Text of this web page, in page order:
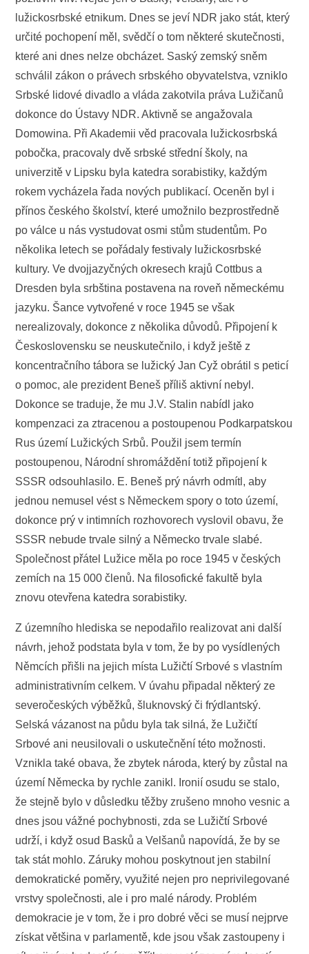
lužickosrbské etnikum. Dnes se jeví NDR jako stát, který
určité pochopení měl, svědčí o tom některé skutečnosti,
které ani dnes nelze obcházet. Saský zemský sněm
schválil zákon o právech srbského obyvatelstva, vzniklo
Srbské lidové divadlo a vláda zakotvila práva Lužičanů
dokonce do Ústavy NDR. Aktivně se angažovala
Domowina. Při Akademii věd pracovala lužickosrbská
pobočka, pracovaly dvě srbské střední školy, na
univerzitě v Lipsku byla katedra sorabistiky, každým
rokem vycházela řada nových publikací. Oceněn byl i
přínos českého školství, které umožnilo bezprostředně
po válce u nás vystudovat osmi stům studentům. Po
několika letech se pořádaly festivaly lužickosrbské
kultury. Ve dvojjazyčných okresech krajů Cottbus a
Dresden byla srbština postavena na roveň německému
jazyku. Šance vytvořené v roce 1945 se však
nerealizovaly, dokonce z několika důvodů. Připojení k
Československu se neuskutečnilo, i když ještě z
koncentračního tábora se lužický Jan Cyž obrátil s peticí
o pomoc, ale prezident Beneš příliš aktivní nebyl.
Dokonce se traduje, že mu J.V. Stalin nabídl jako
kompenzaci za ztracenou a postoupenou Podkarpatskou
Rus území Lužických Srbů. Použil jsem termín
postoupenou, Národní shromáždění totiž připojení k
SSSR odsouhlasilo. E. Beneš prý návrh odmítl, aby
jednou nemusel vést s Německem spory o toto území,
dokonce prý v intimních rozhovorech vyslovil obavu, že
SSSR nebude trvale silný a Německo trvale slabé.
Společnost přátel Lužice měla po roce 1945 v českých
zemích na 15 000 členů. Na filosofické fakultě byla
znovu otevřena katedra sorabistiky.
Z územního hlediska se nepodařilo realizovat ani další
návrh, jehož podstata byla v tom, že by po vysídlených
Němcích přišli na jejich místa Lužičtí Srbové s vlastním
administrativním celkem. V úvahu připadal některý ze
severočeských výběžků, šluknovský či frýdlantský.
Selská vázanost na půdu byla tak silná, že Lužičtí
Srbové ani neusilovali o uskutečnění této možnosti.
Vznikla také obava, že zbytek národa, který by zůstal na
území Německa by rychle zanikl. Ironií osudu se stalo,
že stejně bylo v důsledku těžby zrušeno mnoho vesnic a
dnes jsou vážné pochybnosti, zda se Lužičtí Srbové
udrží, i když osud Basků a Velšanů napovídá, že by se
tak stát mohlo. Záruky mohou poskytnout jen stabilní
demokratické poměry, využité nejen pro neprivilegované
vrstvy společnosti, ale i pro malé národy. Problém
demokracie je v tom, že i pro dobré věci se musí nejprve
získat většina v parlamentě, kde jsou však zastoupeny i